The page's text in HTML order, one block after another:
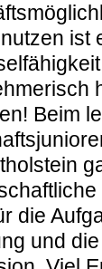
ist
Beim
die
und